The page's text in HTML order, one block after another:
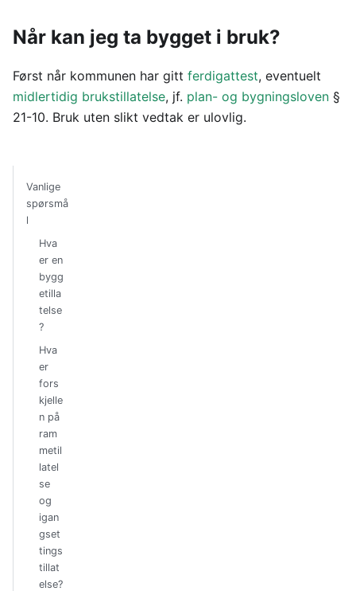
Når kan jeg ta bygget i bruk?
Først når kommunen har gitt ferdigattest, eventuelt
midlertidig brukstillatelse, jf. plan- og bygningsloven §
21-10. Bruk uten slikt vedtak er ulovlig.
Vanlige
spørsmå
l
Hva
er en
bygg
etilla
telse
?
Hva
er
fors
kjelle
n på
ram
metil
latel
se
og
igan
gset
tings
tillat
else?